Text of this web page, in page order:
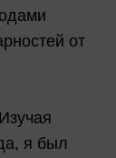
от
я был